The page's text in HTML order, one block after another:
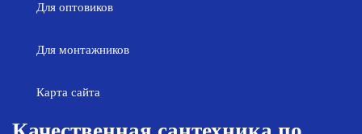
Для оптовиков
Для монтажников
Карта сайта